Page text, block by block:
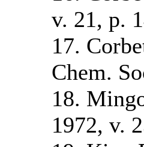
v. 21, p.
17.
Chem.
18.
1972, v.